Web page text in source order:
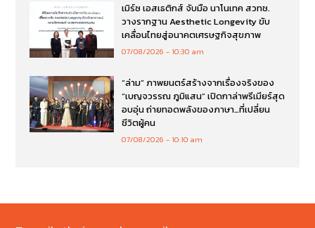
เมิร์ซ เอสเธติกส์ จับมือ นาโนเทค สวทช.
วางรากฐาน Aesthetic Longevity ขับ
เคลื่อนไทยสู่อนาคตเศรษฐกิจสุขภาพ
07/08/2026 10:30 am
“ล่าม” ภาพยนตร์สร้างจากเรื่องจริงของ
“เบญจวรรณ ภูมิแสน” เปิดกาล่าพรีเมียร์สุด
อบอุ่น ถ่ายทอดพลังของภาษา…ที่เปลี่ยน
ชีวิตผู้คน
07/08/2026 10:10 am